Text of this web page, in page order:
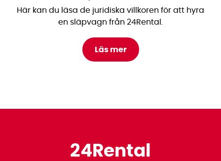
Här kan du läsa de juridiska villkoren för att hyra
en släpvagn från 24Rental.
Läs mer
24Rental